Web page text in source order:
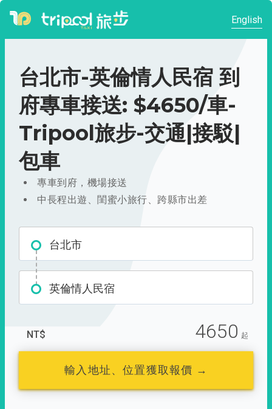
English
台北市-英倫情人民宿 到
府專車接送: $4650/車-
Tripool旅步-交通|接駁|
包車
專車到府，機場接送
中長程出遊、閨蜜小旅行、跨縣市出差
台北市
英倫情人民宿
NT$ 4650 起
輸入地址、位置獲取報價 →